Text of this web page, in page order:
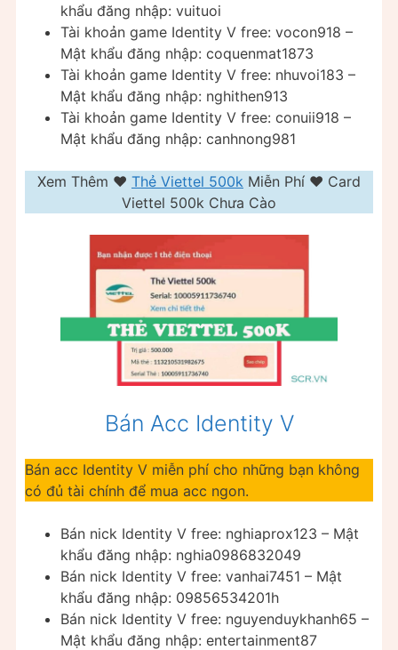
khẩu đăng nhập: vuituoi
Tài khoản game Identity V free: vocon918 –
Mật khẩu đăng nhập: coquenmat1873
Tài khoản game Identity V free: nhuvoi183 –
Mật khẩu đăng nhập: nghithen913
Tài khoản game Identity V free: conuii918 –
Mật khẩu đăng nhập: canhnong981
Xem Thêm ❤️ Thẻ Viettel 500k Miễn Phí ❤️ Card
Viettel 500k Chưa Cào
Bán Acc Identity V
Bán acc Identity V miễn phí cho những bạn không
có đủ tài chính để mua acc ngon.
Bán nick Identity V free: nghiaprox123 – Mật
khẩu đăng nhập: nghia0986832049
Bán nick Identity V free: vanhai7451 – Mật
khẩu đăng nhập: 09856534201h
Bán nick Identity V free: nguyenduykhanh65 –
Mật khẩu đăng nhập: entertainment87